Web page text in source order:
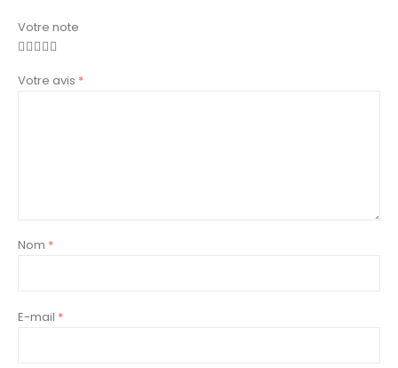
Votre note
Votre avis *
Nom *
E-mail *